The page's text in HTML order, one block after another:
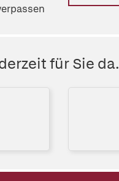
für Sie da.